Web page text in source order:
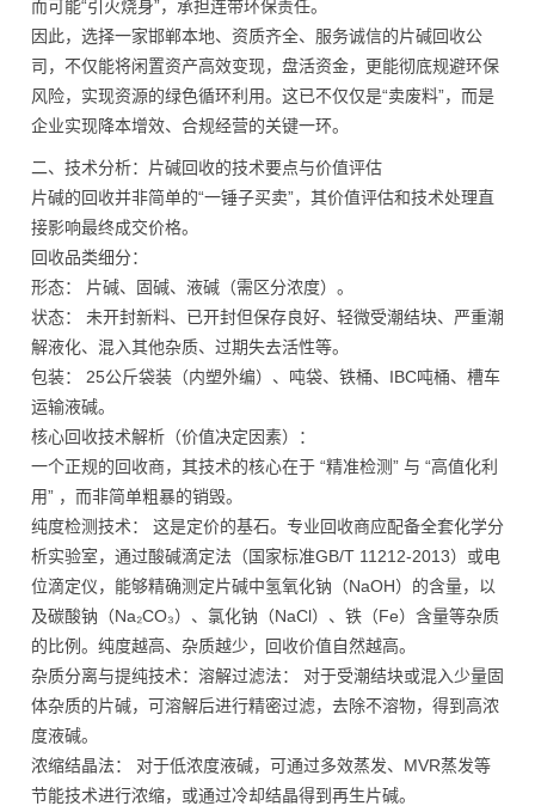
而可能“引火烧身”，承担连带环保责任。
因此，选择一家邯郸本地、资质齐全、服务诚信的片碱回收公
司，不仅能将闲置资产高效变现，盘活资金，更能彻底规避环保
风险，实现资源的绿色循环利用。这已不仅仅是“卖废料”，而是
企业实现降本增效、合规经营的关键一环。
二、技术分析：片碱回收的技术要点与价值评估
片碱的回收并非简单的“一锤子买卖”，其价值评估和技术处理直
接影响最终成交价格。
回收品类细分：
形态： 片碱、固碱、液碱（需区分浓度）。
状态： 未开封新料、已开封但保存良好、轻微受潮结块、严重潮
解液化、混入其他杂质、过期失去活性等。
包装： 25公斤袋装（内塑外编）、吨袋、铁桶、IBC吨桶、槽车
运输液碱。
核心回收技术解析（价值决定因素）：
一个正规的回收商，其技术的核心在于 “精准检测” 与 “高值化利
用” ，而非简单粗暴的销毁。
纯度检测技术： 这是定价的基石。专业回收商应配备全套化学分
析实验室，通过酸碱滴定法（国家标准GB/T 11212-2013）或电
位滴定仪，能够精确测定片碱中氢氧化钠（NaOH）的含量，以
及碳酸钠（Na₂CO₃）、氯化钠（NaCl）、铁（Fe）含量等杂质
的比例。纯度越高、杂质越少，回收价值自然越高。
杂质分离与提纯技术：溶解过滤法： 对于受潮结块或混入少量固
体杂质的片碱，可溶解后进行精密过滤，去除不溶物，得到高浓
度液碱。
浓缩结晶法： 对于低浓度液碱，可通过多效蒸发、MVR蒸发等
节能技术进行浓缩，或通过冷却结晶得到再生片碱。